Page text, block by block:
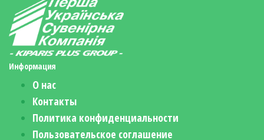
Информация
О нас
Контакты
Политика конфиденциальности
Пользовательское соглашение